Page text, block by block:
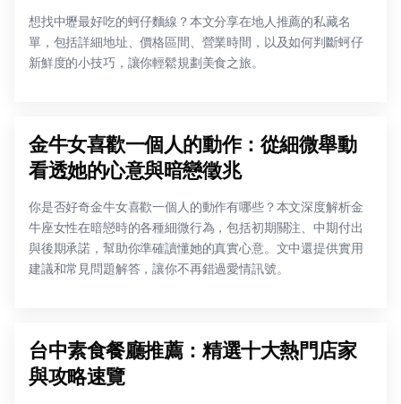
想找中壢最好吃的蚵仔麵線？本文分享在地人推薦的私藏名
單，包括詳細地址、價格區間、營業時間，以及如何判斷蚵仔
新鮮度的小技巧，讓你輕鬆規劃美食之旅。
金牛女喜歡一個人的動作：從細微舉動
看透她的心意與暗戀徵兆
你是否好奇金牛女喜歡一個人的動作有哪些？本文深度解析金
牛座女性在暗戀時的各種細微行為，包括初期關注、中期付出
與後期承諾，幫助你準確讀懂她的真實心意。文中還提供實用
建議和常見問題解答，讓你不再錯過愛情訊號。
台中素食餐廳推薦：精選十大熱門店家
與攻略速覽